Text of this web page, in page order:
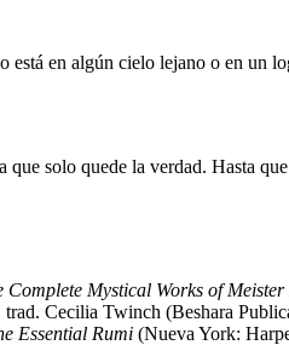
en algún cielo lejano o en un
solo quede la verdad. Hasta
Complete Mystical Works of
trad. Cecilia Twinch (Beshara
Essential Rumi (Nueva York: